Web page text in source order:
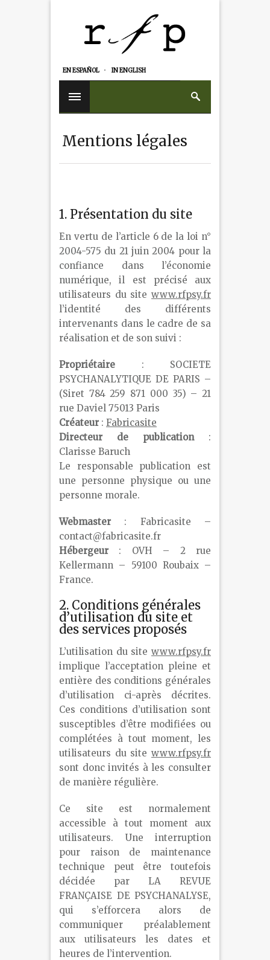
EN ESPAÑOL IN ENGLISH
Mentions légales
1. Présentation du site
En vertu de l’article 6 de la loi n°
2004-575 du 21 juin 2004 pour la
confiance dans l’économie
numérique, il est précisé aux
utilisateurs du site www.rfpsy.fr
l’identité des différents
intervenants dans le cadre de sa
réalisation et de son suivi :
Propriétaire : SOCIETE
PSYCHANALYTIQUE DE PARIS –
(Siret 784 259 871 000 35) – 21
rue Daviel 75013 Paris
Créateur : Fabricasite
Directeur de publication:
Clarisse Baruch
Le responsable publication est
une personne physique ou une
personne morale.
Webmaster : Fabricasite –
contact@fabricasite.fr
Hébergeur : OVH – 2 rue
Kellermann – 59100 Roubaix –
France.
2. Conditions générales
d’utilisation du site et
des services proposés
L’utilisation du site www.rfpsy.fr
implique l’acceptation pleine et
entière des conditions générales
d’utilisation ci-après décrites.
Ces conditions d’utilisation sont
susceptibles d’être modifiées ou
complétées à tout moment, les
utilisateurs du site www.rfpsy.fr
sont donc invités à les consulter
de manière régulière.
Ce site est normalement
accessible à tout moment aux
utilisateurs. Une interruption
pour raison de maintenance
technique peut être toutefois
décidée par LA REVUE
FRANÇAISE DE PSYCHANALYSE,
qui s’efforcera alors de
communiquer préalablement
aux utilisateurs les dates et
heures de l’intervention.